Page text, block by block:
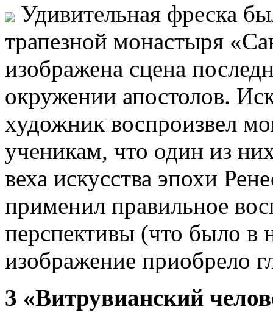
Удивительная фреска
трапезной монастыря
изображена сцена
окружении апостолов.
художник воспроизвел
ученикам, что один из
веха искусства эпохи
применил правильное
перспективы (что было в
изображение приобрело
3 «Витрувианский